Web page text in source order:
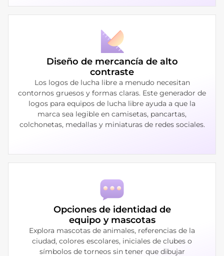
Diseño de mercancía de alto
contraste
Los logos de lucha libre a menudo necesitan
contornos gruesos y formas claras. Este generador de
logos para equipos de lucha libre ayuda a que la
marca sea legible en camisetas, pancartas,
colchonetas, medallas y miniaturas de redes sociales.
Opciones de identidad de
equipo y mascotas
Explora mascotas de animales, referencias de la
ciudad, colores escolares, iniciales de clubes o
símbolos de torneos sin tener que dibujar